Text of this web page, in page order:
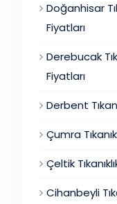
Doğanhisar
Fiyatları
Derebucak
Fiyatları
Derbent
Çumra
Çeltik
Cihanbeyli